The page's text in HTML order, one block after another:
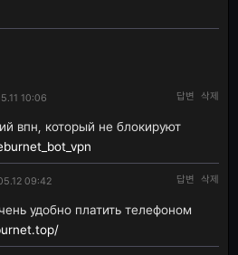
10:06 답변 삭제
впн, который не блокируют
09:42 답변 삭제
удобно платить телефоном